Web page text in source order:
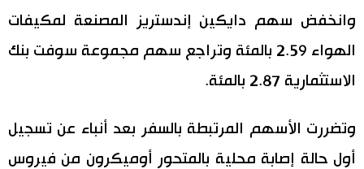
وانخفض سهم دايكين إندستريز المصنعة لمكيفات
الهواء 2.59 بالمئة وتراجع سهم مجموعة سوفت بنك
الاستثمارية 2.87 بالمئة.
وتضررت الأسهم المرتبطة بالسفر بعد أنباء عن تسجيل
أول حالة إصابة محلية بالمتحور أوميكرون من فيروس